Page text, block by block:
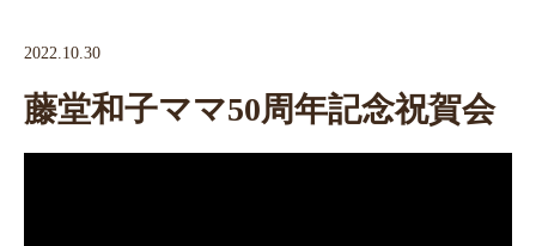
2022.10.30
藤堂和子ママ50周年記念祝賀会